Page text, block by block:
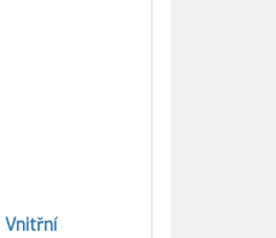
Vnitřní